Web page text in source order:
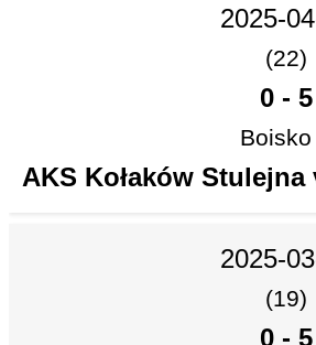
2025-
(22)
0 - 5
Boisko
AKS Kołaków
2025-
(19)
0 - 5